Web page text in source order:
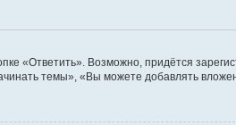
«Ответить». Возможно, придётся
темы», «Вы можете добавлять